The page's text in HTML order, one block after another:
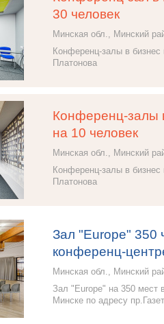
30 человек
Минская обл., Минский
Конференц-залы в
Платонова
Конференц-залы
на 10 человек
Минская обл., Минский
Конференц-залы в
Платонова
Зал "Europe" 350
конференц-
Минская обл., Минский
Зал "Europe" на 350 мест
Минске по адресу